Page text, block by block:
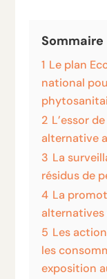
Sommaire
1 Le plan
national
2 L’essor
alternative
3 La
résidus de
4 La
5 Les
les
exposition